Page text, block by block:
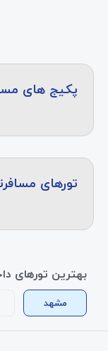
پکیج های
تورهای
بهترین تورهای
مشهد